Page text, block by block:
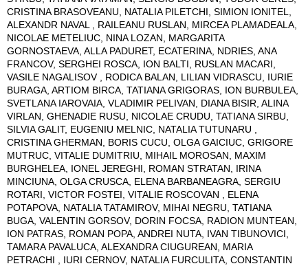
CRISTINA BRASOVEANU, NATALIA PILETCHI, SIMION IONITEL,
ALEXANDR NAVAL , RAILEANU RUSLAN, MIRCEA PLAMADEALA,
NICOLAE METELIUC, NINA LOZAN, MARGARITA
GORNOSTAEVA, ALLA PADURET, ECATERINA, NDRIES, ANA
FRANCOV, SERGHEI ROSCA, ION BALTI, RUSLAN MACARI,
VASILE NAGALISOV , RODICA BALAN, LILIAN VIDRASCU, IURIE
BURAGA, ARTIOM BIRCA, TATIANA GRIGORAS, ION BURBULEA,
SVETLANA IAROVAIA, VLADIMIR PELIVAN, DIANA BISIR, ALINA
VIRLAN, GHENADIE RUSU, NICOLAE CRUDU, TATIANA SIRBU,
SILVIA GALIT, EUGENIU MELNIC, NATALIA TUTUNARU ,
CRISTINA GHERMAN, BORIS CUCU, OLGA GAICIUC, GRIGORE
MUTRUC, VITALIE DUMITRIU, MIHAIL MOROSAN, MAXIM
BURGHELEA, IONEL JEREGHI, ROMAN STRATAN, IRINA
MINCIUNA, OLGA CRUSCA, ELENA BARBANEAGRA, SERGIU
ROTARI, VICTOR FOSTEI, VITALIE ROSCOVAN , ELENA
POTAPOVA, NATALIA TATAMIROV, MIHAI NEGRU, TATIANA
BUGA, VALENTIN GORSOV, DORIN FOCSA, RADION MUNTEAN,
ION PATRAS, ROMAN POPA, ANDREI NUTA, IVAN TIBUNOVICI,
TAMARA PAVALUCA, ALEXANDRA CIUGUREAN, MARIA
PETRACHI , IURI CERNOV, NATALIA FURCULITA, CONSTANTIN